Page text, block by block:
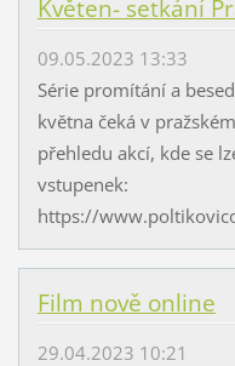
Květen- setkání
09.05.2023 13:33
Série promítání a
května čeká v
přehledu akcí, kde se
vstupenek:
https://
Film nově online
29.04.2023 10:21